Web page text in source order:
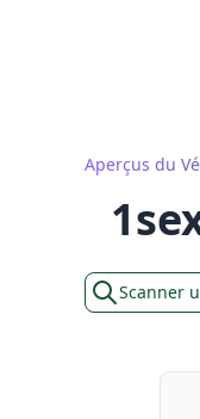
Aperçus du
Scanner